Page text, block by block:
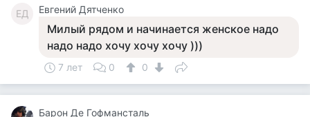
ЕД Евгений Дятченко
Милый рядом и начинается женское надо
надо надо хочу хочу хочу )))
7 лет 0 0
Барон Де Гофмансталь